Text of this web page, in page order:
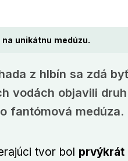
unikátnu medúzu.
z hlbín sa zdá
vodách objavili
fantómová medúza.
tvor bol prvýkrát